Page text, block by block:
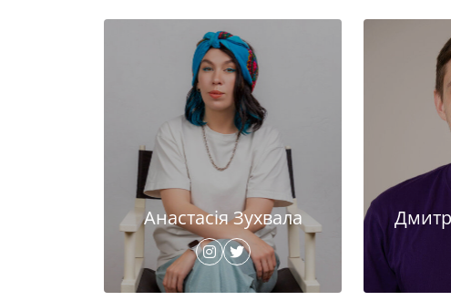
Анастасія Зухвала